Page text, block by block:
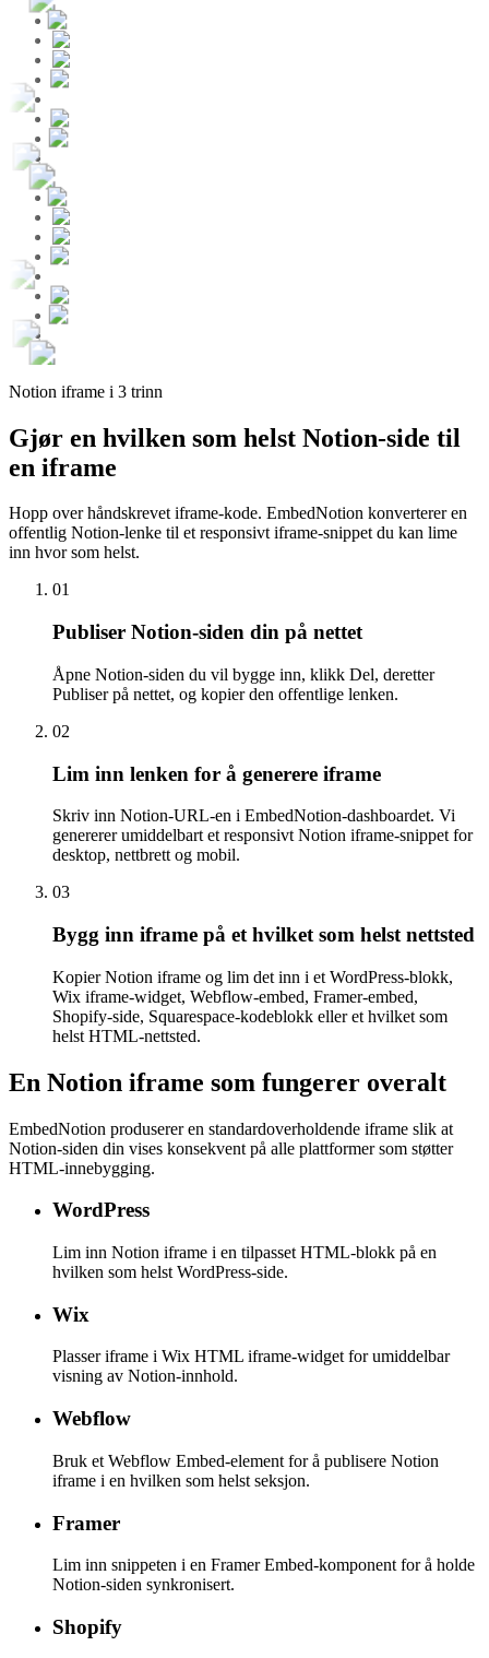
Notion iframe i 3 trinn
Gjør en hvilken som helst Notion-side til
en iframe
Hopp over håndskrevet iframe-kode. EmbedNotion konverterer en
offentlig Notion-lenke til et responsivt iframe-snippet du kan lime
inn hvor som helst.
01
Publiser Notion-siden din på nettet
Åpne Notion-siden du vil bygge inn, klikk Del, deretter
Publiser på nettet, og kopier den offentlige lenken.
02
Lim inn lenken for å generere iframe
Skriv inn Notion-URL-en i EmbedNotion-dashboardet. Vi
genererer umiddelbart et responsivt Notion iframe-snippet for
desktop, nettbrett og mobil.
03
Bygg inn iframe på et hvilket som helst nettsted
Kopier Notion iframe og lim det inn i et WordPress-blokk,
Wix iframe-widget, Webflow-embed, Framer-embed,
Shopify-side, Squarespace-kodeblokk eller et hvilket som
helst HTML-nettsted.
En Notion iframe som fungerer overalt
EmbedNotion produserer en standardoverholdende iframe slik at
Notion-siden din vises konsekvent på alle plattformer som støtter
HTML-innebygging.
WordPress
Lim inn Notion iframe i en tilpasset HTML-blokk på en
hvilken som helst WordPress-side.
Wix
Plasser iframe i Wix HTML iframe-widget for umiddelbar
visning av Notion-innhold.
Webflow
Bruk et Webflow Embed-element for å publisere Notion
iframe i en hvilken som helst seksjon.
Framer
Lim inn snippeten i en Framer Embed-komponent for å holde
Notion-siden synkronisert.
Shopify